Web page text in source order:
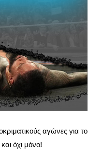
αγώνες για το
όχι μόνο!